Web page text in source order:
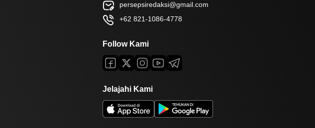
persepsiredaksi@gmail.com
+62 821-1086-4778
Follow Kami
Jelajahi Kami